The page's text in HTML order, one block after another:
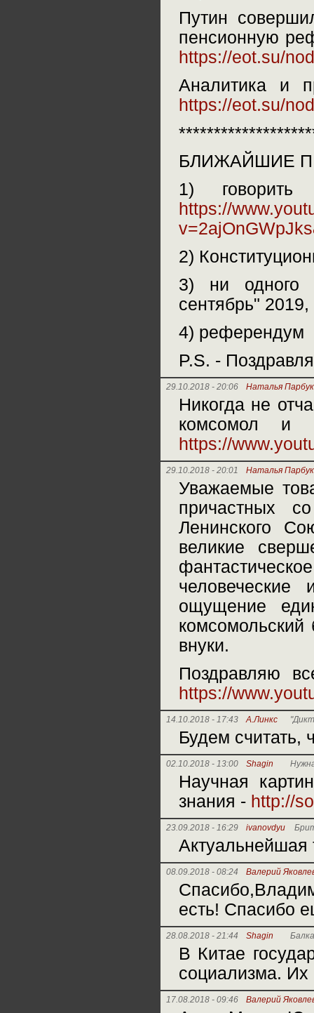
Путин
пенсионную
https://eot.su/
Аналитика и
https://eot.su/
БЛИЖАЙШИЕ
1)
https://
2)
3) ни одного
сентябрь"
4) референдум
P.S. -
29.10.2018 - 20:06 Наталья
Никогда не
комсомол и
https://
29.10.2018 - 20:01 Наталья
Уважаемые
причастных
Ленинского
великие
ощущение
комсомольский
внуки.
Поздравляю
https://
14.10.2018 - 17:43 А.Линкс
Будем считать,
02.10.2018 - 13:00 Shagin
Научная
знания - http://
23.09.2018 - 16:29 ivanovdyu
08.09.2018 - 08:24 Валерий
есть! Спасибо
28.08.2018 - 21:44 Shagin
В Китае
социализма. Их
17.08.2018 - 09:46 Валерий